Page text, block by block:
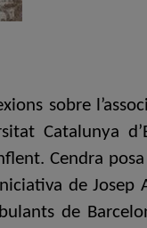
sobre
Catalunya
Cendra
de Josep
de